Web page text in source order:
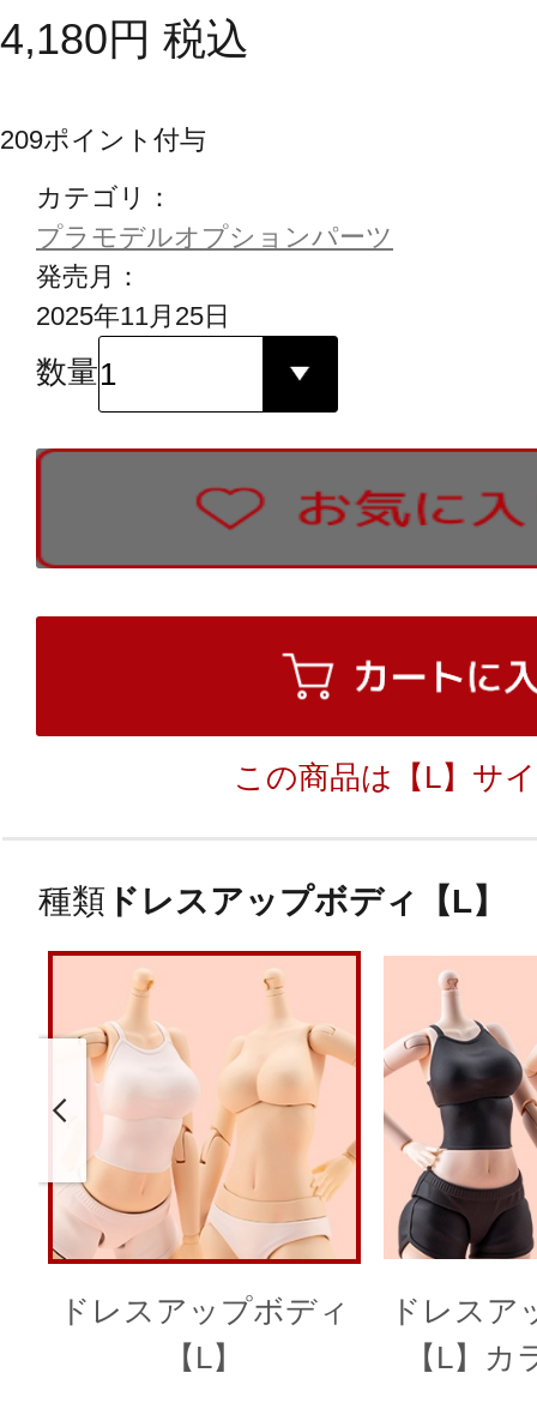
4,180円 税込
209ポイント付与
カテゴリ：
プラモデルオプションパーツ
発売月：
2025年11月25日
数量
この商品は【L】サ
種類 ドレスアップボディ【L】
ドレスアップボディ
【L】
ドレスア
【L】カ